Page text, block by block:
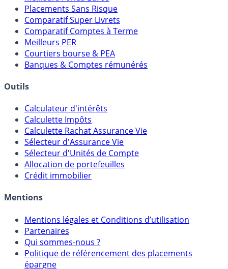
Meilleures Assurances-Vie
Meilleurs Fonds Euros
Placements Sans Risque
Comparatif Super Livrets
Comparatif Comptes à Terme
Meilleurs PER
Courtiers bourse & PEA
Banques & Comptes rémunérés
Outils
Calculateur d'intérêts
Calculette Impôts
Calculette Rachat Assurance Vie
Sélecteur d'Assurance Vie
Sélecteur d'Unités de Compte
Crédit immobilier
Mentions
Mentions légales et Conditions d’utilisation
Partenaires
Qui sommes-nous ?